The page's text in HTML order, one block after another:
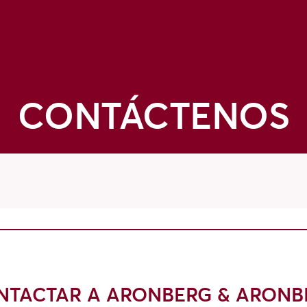
CONTÁCTENOS
A ARONBERG &